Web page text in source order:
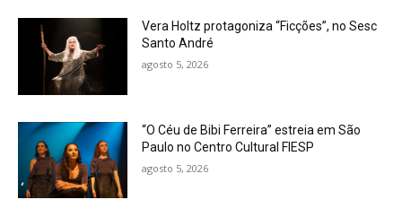
Vera Holtz protagoniza “Ficções”, no Sesc
Santo André
agosto 5, 2026
“O Céu de Bibi Ferreira” estreia em São
Paulo no Centro Cultural FIESP
agosto 5, 2026